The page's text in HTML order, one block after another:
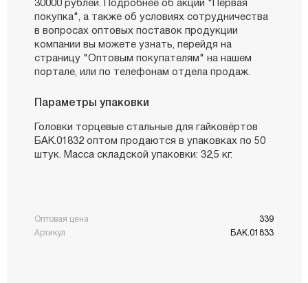
30000 рублей. Подробнее об акции "Первая
покупка", а также об условиях сотрудничества
в вопросах оптовых поставок продукции
компании вы можете узнать, перейдя на
страницу "Оптовым покупателям" на нашем
портале, или по телефонам отдела продаж.
Параметры упаковки
Головки торцевые стальные для гайковёртов
БАК.01832 оптом продаются в упаковках по 50
штук. Масса складской упаковки: 32,5 кг.
Оптовая цена
339
Артикул
БАК.01833